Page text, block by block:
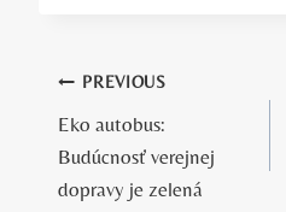
Navigácia
v
článku
PREVIOUS
Eko autobus:
Budúcnosť verejnej
dopravy je zelená